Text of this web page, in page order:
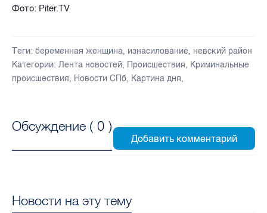
Фото: Piter.TV
Теги: беременная женщина, изнасилование, невский район
Категории: Лента новостей, Происшествия, Криминальные
происшествия, Новости СПб, Картина дня,
Обсуждение ( 0 )
Новости на эту тему